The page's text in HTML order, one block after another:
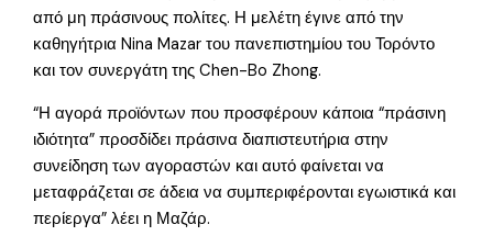
από μη πράσινους πολίτες. Η μελέτη έγινε από την
καθηγήτρια Nina Mazar του πανεπιστημίου του Τορόντο
και τον συνεργάτη της Chen-Bo Zhong.
“Η αγορά προϊόντων που προσφέρουν κάποια “πράσινη
ιδιότητα” προσδίδει πράσινα διαπιστευτήρια στην
συνείδηση των αγοραστών και αυτό φαίνεται να
μεταφράζεται σε άδεια να συμπεριφέρονται εγωιστικά και
περίεργα” λέει η Μαζάρ.